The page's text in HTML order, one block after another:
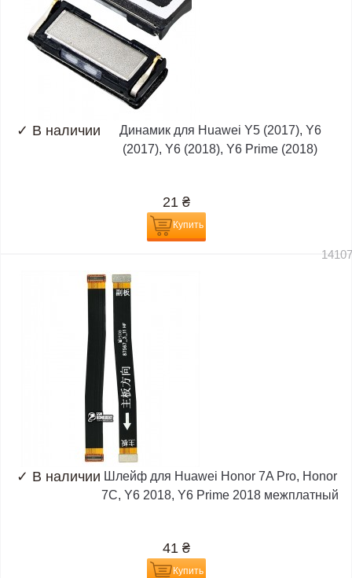
✓ В наличии
Динамик для Huawei Y5 (2017), Y6
(2017), Y6 (2018), Y6 Prime (2018)
21 ₴
Купить
✓ В наличии Шлейф для Huawei Honor 7A Pro, Honor
7C, Y6 2018, Y6 Prime 2018 межплатный
41 ₴
Купить